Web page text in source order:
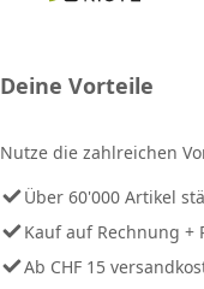
Deine Vorteile
Nutze die zahlreichen
Über 60'000 Artikel
Kauf auf Rechnung +
Ab CHF 15